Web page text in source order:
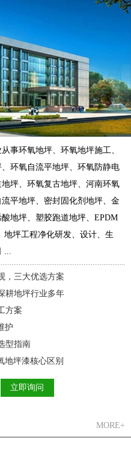
事环氧地坪、环氧地坪施工、
环氧自流平地坪、环氧防静电
坪、环氧复古地坪、河南环氧
平地坪、密封固化剂地坪、金
地坪、塑胶跑道地坪、EPDM
地坪工程净化研发、设计、生
，三大优选方案
耕地坪行业多年
方案
护
型指南
地坪漆核心区别
立即询问
MORE+